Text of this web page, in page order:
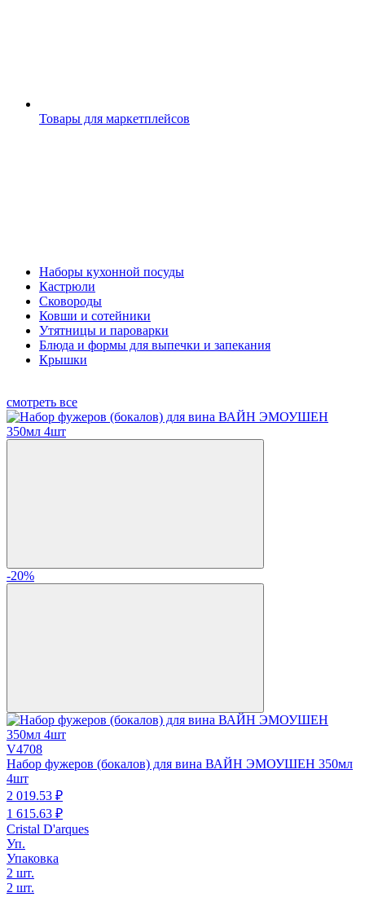
Товары для маркетплейсов
Наборы кухонной посуды
Кастрюли
Сковороды
Ковши и сотейники
Утятницы и пароварки
Блюда и формы для выпечки и запекания
Крышки
смотреть все
-20%
V4708
Набор фужеров (бокалов) для вина ВАЙН ЭМОУШЕН 350мл
4шт
2 019.53 ₽
1 615.63 ₽
Cristal D'arques
Уп.
Упаковка
2 шт.
2 шт.